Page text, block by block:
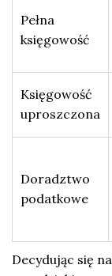
Pełna
księgowość
Księgowość
uproszczona
Doradztwo
podatkowe
Decydując się